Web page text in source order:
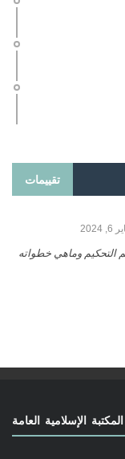
تقييمات
كتابي معكم
المكتبة الإسلامية العامة